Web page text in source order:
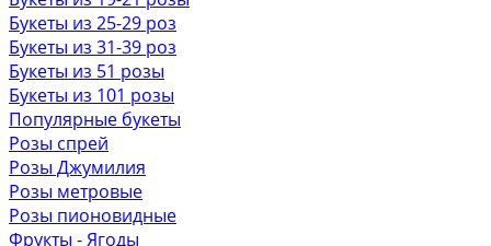
Букеты из 25-29 роз
Букеты из 31-39 роз
Букеты из 51 розы
Букеты из 101 розы
Популярные букеты
Розы спрей
Розы Джумилия
Розы метровые
Розы пионовидные
Фрукты - Ягоды